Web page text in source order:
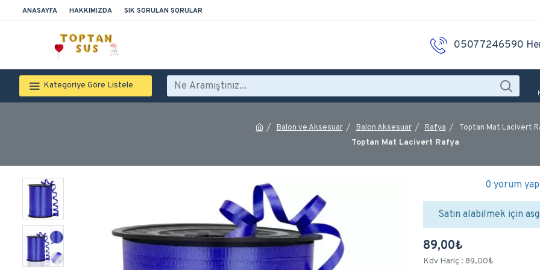
ANASAYFA HAKKIMIZDA SIK SORULAN SORULAR
05077246590
Kategoriye Göre Listele
Balon ve Aksesuar Balon Aksesuar Rafya Toptan Mat Lacivert
Toptan Mat Lacivert Rafya
0 yorum
89,00₺
Kdv Hariç : 89,00₺
Satın alabilmek için